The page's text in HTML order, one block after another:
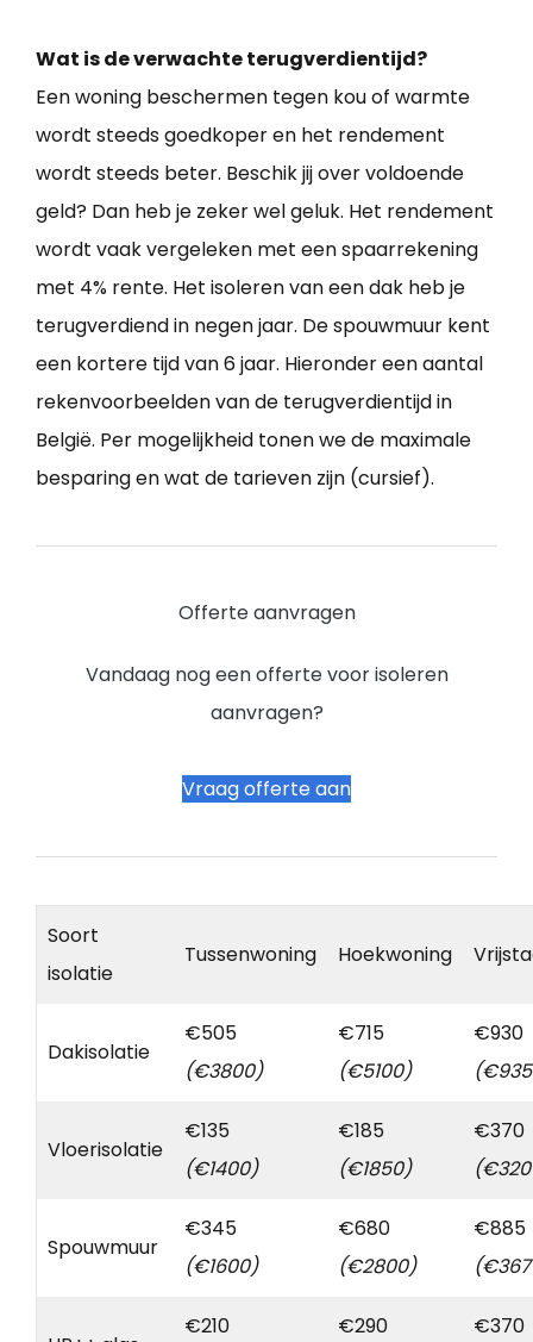
Wat is de verwachte terugverdientijd?
Een woning beschermen tegen kou of warmte
wordt steeds goedkoper en het rendement
wordt steeds beter. Beschik jij over voldoende
geld? Dan heb je zeker wel geluk. Het rendement
wordt vaak vergeleken met een spaarrekening
met 4% rente. Het isoleren van een dak heb je
terugverdiend in negen jaar. De spouwmuur kent
een kortere tijd van 6 jaar. Hieronder een aantal
rekenvoorbeelden van de terugverdientijd in
België. Per mogelijkheid tonen we de maximale
besparing en wat de tarieven zijn (cursief).
Offerte aanvragen
Vandaag nog een offerte voor isoleren
aanvragen?
Vraag offerte aan
Soort
isolatie
Tussenwoning Hoekwoning
Dakisolatie
€505
(€3800)
€715
(€5100)
€930
Vloerisolatie
€135
(€1400)
€185
(€1850)
€370
Spouwmuur
€345
(€1600)
€680
(€2800)
€885
€210 €290 €370